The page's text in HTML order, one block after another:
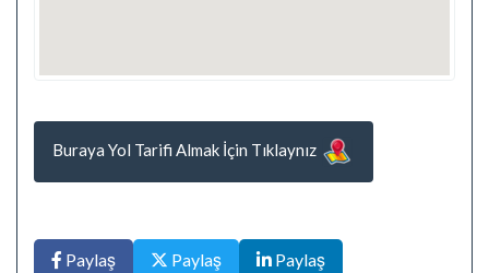
Buraya Yol Tarifi Almak İçin Tıklaynız
Paylaş Paylaş Paylaş